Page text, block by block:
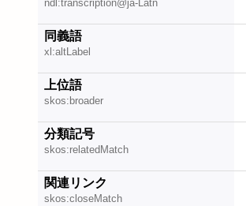
ndl:transcription@ja-Latn
同義語
xl:altLabel
上位語
skos:broader
分類記号
skos:relatedMatch
関連リンク
skos:closeMatch